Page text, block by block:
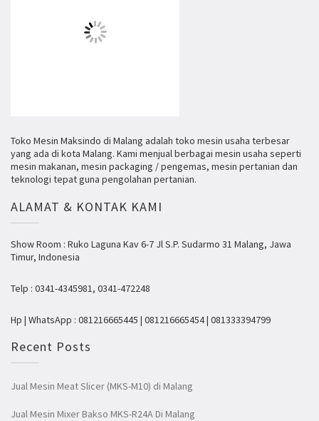
Toko Mesin Maksindo di Malang adalah toko mesin usaha terbesar
yang ada di kota Malang. Kami menjual berbagai mesin usaha seperti
mesin makanan, mesin packaging / pengemas, mesin pertanian dan
teknologi tepat guna pengolahan pertanian.
ALAMAT & KONTAK KAMI
Show Room : Ruko Laguna Kav 6-7 Jl S.P. Sudarmo 31 Malang, Jawa
Timur, Indonesia
Telp : 0341-4345981, 0341-472248
Hp | WhatsApp : 081216665445 | 081216665454 | 081333394799
Recent Posts
Jual Mesin Meat Slicer (MKS-M10) di Malang
Jual Mesin Mixer Bakso MKS-R24A Di Malang